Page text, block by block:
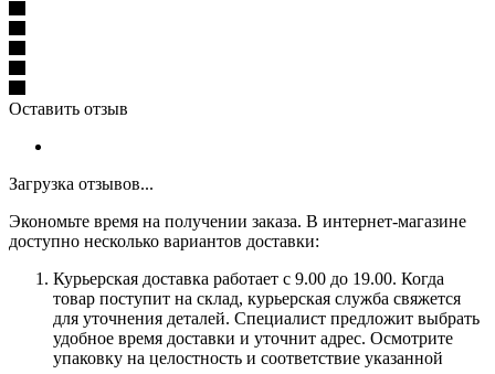
Оставить отзыв
Загрузка отзывов...
Экономьте время на получении заказа. В интернет-магазине
доступно несколько вариантов доставки:
Курьерская доставка работает с 9.00 до 19.00. Когда
товар поступит на склад, курьерская служба свяжется
для уточнения деталей. Специалист предложит выбрать
удобное время доставки и уточнит адрес. Осмотрите
упаковку на целостность и соответствие указанной